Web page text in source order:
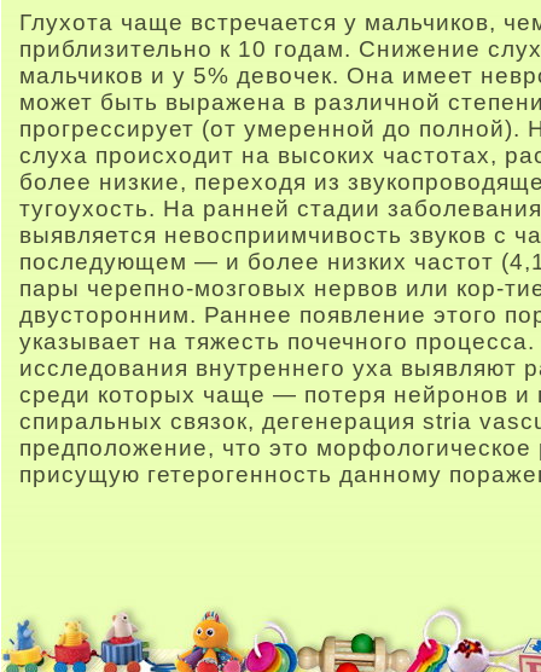
Глухота чаще встречается у мальчиков,
приблизительно к 10 годам. Снижение
мальчиков и у 5% девочек. Она имеет
может быть выражена в различной
прогрессирует (от умеренной до полной).
слуха происходит на высоких частотах,
более низкие, переходя из
тугоухость. На ранней стадии
выявляется невосприимчивость звуков с
последующем — и более низких частот
пары черепно-мозговых нервов или кор-
двусторонним. Раннее появление этого
указывает на тяжесть почечного процесса.
исследования внутреннего уха выявляют
среди которых чаще — потеря нейронов и
спиральных связок, дегенерация stria
предположение, что это
присущую гетерогенность данному